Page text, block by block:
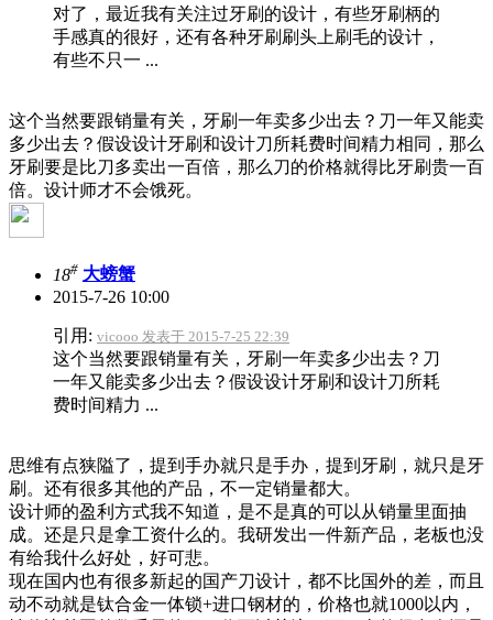
对了，最近我有关注过牙刷的设计，有些牙刷柄的
手感真的很好，还有各种牙刷刷头上刷毛的设计，
有些不只一 ...
这个当然要跟销量有关，牙刷一年卖多少出去？刀一年又能卖
多少出去？假设设计牙刷和设计刀所耗费时间精力相同，那么
牙刷要是比刀多卖出一百倍，那么刀的价格就得比牙刷贵一百
倍。设计师才不会饿死。
18# 大螃蟹
2015-7-26 10:00
引用: vicooo 发表于 2015-7-25 22:39
这个当然要跟销量有关，牙刷一年卖多少出去？刀
一年又能卖多少出去？假设设计牙刷和设计刀所耗
费时间精力 ...
思维有点狭隘了，提到手办就只是手办，提到牙刷，就只是牙
刷。还有很多其他的产品，不一定销量都大。
设计师的盈利方式我不知道，是不是真的可以从销量里面抽
成。还是只是拿工资什么的。我研发出一件新产品，老板也没
有给我什么好处，好可悲。
现在国内也有很多新起的国产刀设计，都不比国外的差，而且
动不动就是钛合金一体锁+进口钢材的，价格也就1000以内，